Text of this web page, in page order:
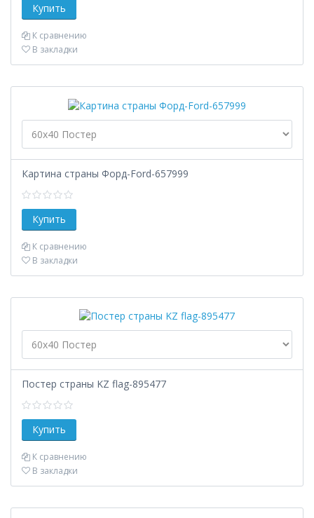
К сравнению
В закладки
Картина страны Форд-Ford-657999
К сравнению
В закладки
Постер страны KZ flag-895477
К сравнению
В закладки